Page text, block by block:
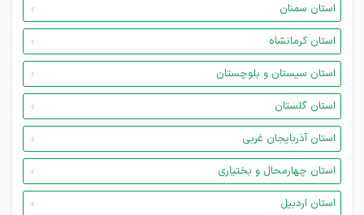
استان سمنان
استان کرمانشاه
استان سیستان و بلوچستان
استان گلستان
استان آذربایجان غربی
استان چهارمحال و بختیاری
استان اردبیل